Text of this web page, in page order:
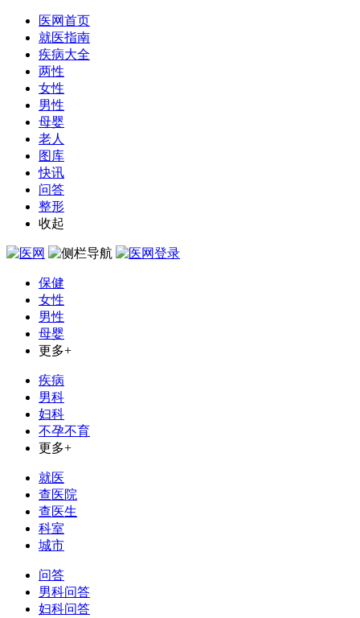
医网首页
就医指南
疾病大全
两性
女性
男性
母婴
老人
图库
快讯
问答
整形
收起
保健
女性
男性
母婴
更多+
疾病
男科
妇科
不孕不育
更多+
就医
查医院
查医生
科室
城市
问答
男科问答
妇科问答